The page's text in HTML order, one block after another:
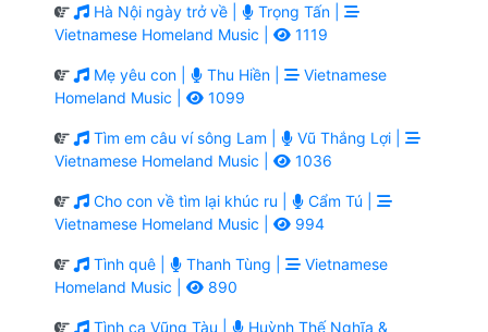
Hà Nội ngày trở về |
Trọng Tấn |
Vietnamese Homeland Music |
1119
Mẹ yêu con | Thu Hiền |
Vietnamese
Homeland Music |
1099
Tìm em câu ví sông Lam |
Vũ Thắng Lợi |
Vietnamese Homeland Music |
1036
Cho con về tìm lại khúc ru |
Cẩm Tú |
Vietnamese Homeland Music |
994
Tình quê | Thanh Tùng |
Vietnamese
Homeland Music |
890
Tình ca Vũng Tàu |
Huỳnh Thế Nghĩa &